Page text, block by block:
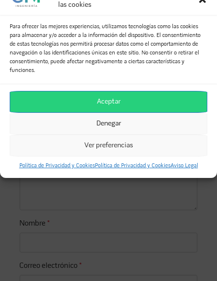
las cookies
Para ofrecer las mejores experiencias, utilizamos tecnologías como las cookies
para almacenar y/o acceder a la información del dispositivo. El consentimiento
de estas tecnologías nos permitirá procesar datos como el comportamiento de
navegación o las identificaciones únicas en este sitio. No consentir o retirar el
consentimiento, puede afectar negativamente a ciertas características y
funciones.
Aceptar
Denegar
Ver preferencias
Política de Privacidad y CookiesPolítica de Privacidad y CookiesAviso Legal
para clientes privados y Administraciones Públicas, tanto en
DEJA UNA RESPUESTA
Nombre *
Correo electrónico *